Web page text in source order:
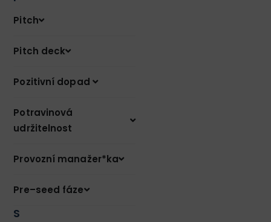
Pitch
Pitch deck
Pozitivní dopad
Potravinová
udržitelnost
Provozní manažer*ka
Pre–seed fáze
S